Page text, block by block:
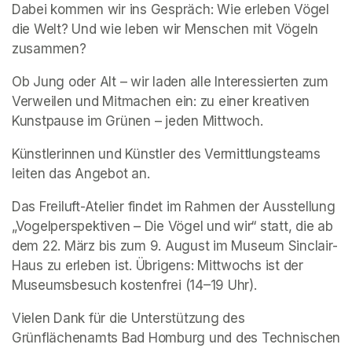
Dabei kommen wir ins Gespräch: Wie erleben Vögel
die Welt? Und wie leben wir Menschen mit Vögeln
zusammen?
Ob Jung oder Alt – wir laden alle Interessierten zum
Verweilen und Mitmachen ein: zu einer kreativen
Kunstpause im Grünen – jeden Mittwoch.
Künstlerinnen und Künstler des Vermittlungsteams
leiten das Angebot an.
Das Freiluft-Atelier findet im Rahmen der Ausstellung
„Vogelperspektiven – Die Vögel und wir“ statt, die ab
dem 22. März bis zum 9. August im Museum Sinclair-
Haus zu erleben ist. Übrigens: Mittwochs ist der
Museumsbesuch kostenfrei (14–19 Uhr).
Vielen Dank für die Unterstützung des
Grünflächenamts Bad Homburg und des Technischen